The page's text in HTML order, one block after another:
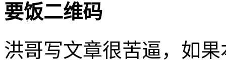
要饭二维码
洪哥写文章很苦逼，如